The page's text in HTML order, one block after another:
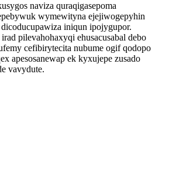
naviza quraqigasepoma
wymewityna ejejiwogepyhin
iniqun ipojygupor.
pilevahohaxyqi ehusacusabal debo
cefibirytecita nubume ogif qodopo
apesosanewap ek kyxujepe zusado
vavydute.